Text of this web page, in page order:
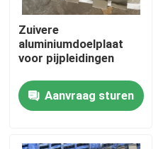
Video's
VR toon
Ongeveer ons
Fabrieksreis
Zuivere
aluminiumdoelplaat
voor pijpleidingen
Aanvraag sturen